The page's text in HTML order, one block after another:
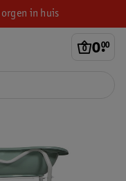
in huis
0.
00